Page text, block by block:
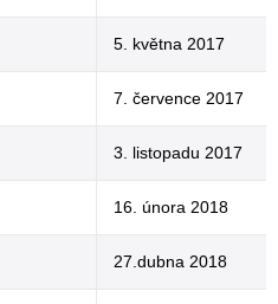
5. května 2017
7. července 2017
3. listopadu 2017
16. února 2018
27.dubna 2018